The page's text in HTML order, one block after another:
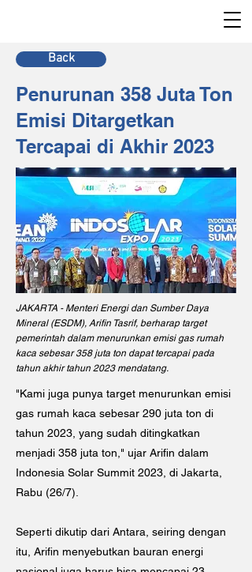
Back
Penurunan 358 Juta Ton
Emisi Ditargetkan
Tercapai di Akhir 2023
JAKARTA - Menteri Energi dan Sumber Daya
Mineral (ESDM), Arifin Tasrif, berharap target
pemerintah dalam menurunkan emisi gas rumah
kaca sebesar 358 juta ton dapat tercapai pada
tahun akhir tahun 2023 mendatang.
"Kami juga punya target menurunkan emisi
gas rumah kaca sebesar 290 juta ton di
tahun 2023, yang sudah ditingkatkan
menjadi 358 juta ton," ujar Arifin dalam
Indonesia Solar Summit 2023, di Jakarta,
Rabu (26/7).
Seperti dikutip dari Antara, seiring dengan
itu, Arifin menyebutkan bauran energi